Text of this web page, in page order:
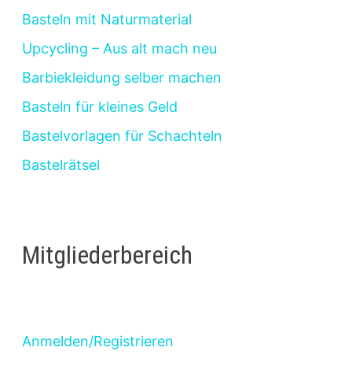
Basteln mit Naturmaterial
Upcycling – Aus alt mach neu
Barbiekleidung selber machen
Basteln für kleines Geld
Bastelvorlagen für Schachteln
Bastelrätsel
Mitgliederbereich
Anmelden/Registrieren